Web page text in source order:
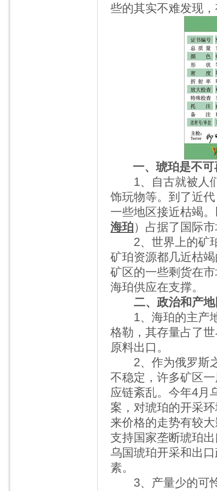
些的其实不难发现
一、琥珀是不
1、自古就被人们
饰玩物等。到了近
一些地区接近枯竭
海珀）占据了国际
2、世界上的矿珀
矿珀资源都几近枯
矿区的一些剩货在
海珀供应在支撑。
二、政治和产
1、海珀的主产地
格勒，其存量占了
原料出口。
2、作为俄罗斯之
不稳定，许多矿区
应链紊乱。今年4月
案，对琥珀的开采
来价格的走势有较
支持国家垄断琥珀
乌国琥珀开采和出
素。
3、产量少的可怜